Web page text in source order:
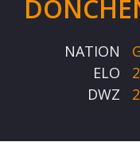
NATION
ELO
DWZ